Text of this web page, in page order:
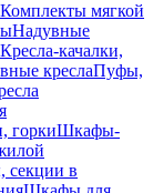
Комплекты мягкой
Надувные
Кресла-качалки,
креслаПуфы,
горкиШкафы-
в